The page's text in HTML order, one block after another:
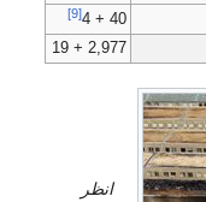
40 + 4
[9]
2,977 + 19
انظر